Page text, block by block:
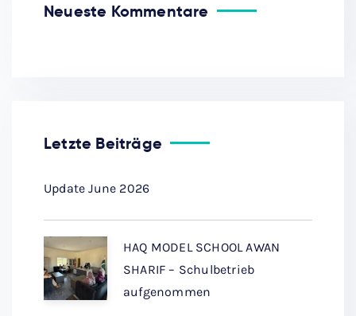
Neueste Kommentare
Letzte Beiträge
Update June 2026
HAQ MODEL SCHOOL AWAN
SHARIF – Schulbetrieb
aufgenommen